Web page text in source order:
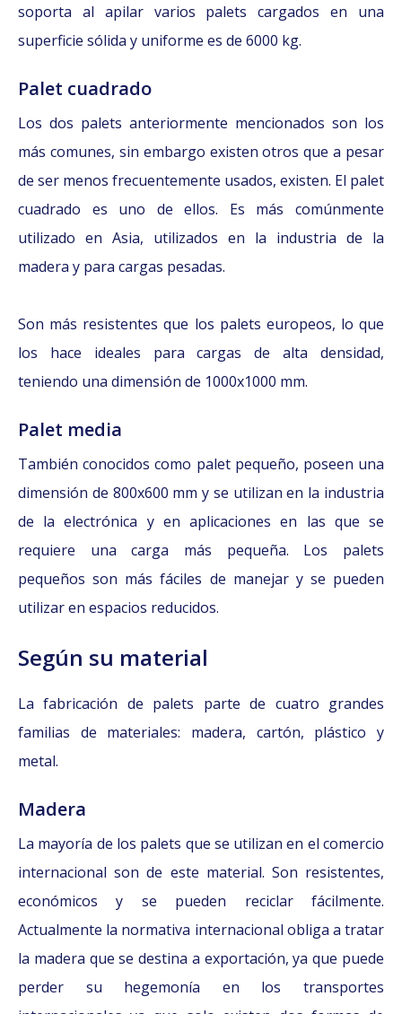
soporta al apilar varios palets cargados en una
superficie sólida y uniforme es de 6000 kg.
Palet cuadrado
Los dos palets anteriormente mencionados son los
más comunes, sin embargo existen otros que a pesar
de ser menos frecuentemente usados, existen. El palet
cuadrado es uno de ellos. Es más comúnmente
utilizado en Asia, utilizados en la industria de la
madera y para cargas pesadas.
Son más resistentes que los palets europeos, lo que
los hace ideales para cargas de alta densidad,
teniendo una dimensión de 1000x1000 mm.
Palet media
También conocidos como palet pequeño, poseen una
dimensión de 800x600 mm y se utilizan en la industria
de la electrónica y en aplicaciones en las que se
requiere una carga más pequeña. Los palets
pequeños son más fáciles de manejar y se pueden
utilizar en espacios reducidos.
Según su material
La fabricación de palets parte de cuatro grandes
familias de materiales: madera, cartón, plástico y
metal.
Madera
La mayoría de los palets que se utilizan en el comercio
internacional son de este material. Son resistentes,
económicos y se pueden reciclar fácilmente.
Actualmente la normativa internacional obliga a tratar
la madera que se destina a exportación, ya que puede
perder su hegemonía en los transportes